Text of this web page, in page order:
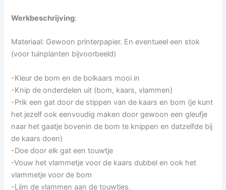
Werkbeschrijving:
Materiaal: Gewoon printerpapier. En eventueel een stok
(voor tuinplanten bijvoorbeeld)
-Kleur de bom en de bolkaars mooi in
-Knip de onderdelen uit (bom, kaars, vlammen)
-Prik een gat door de stippen van de kaars en bom (je kunt
het jezelf ook eenvoudig maken door gewoon een gleufje
naar het gaatje bovenin de bom te knippen en datzelfde bij
de kaars doen)
-Doe door elk gat een touwtje
-Vouw het vlammetje voor de kaars dubbel en ook het
vlammetje voor de bom
-Lijm de vlammen aan de touwtjes.